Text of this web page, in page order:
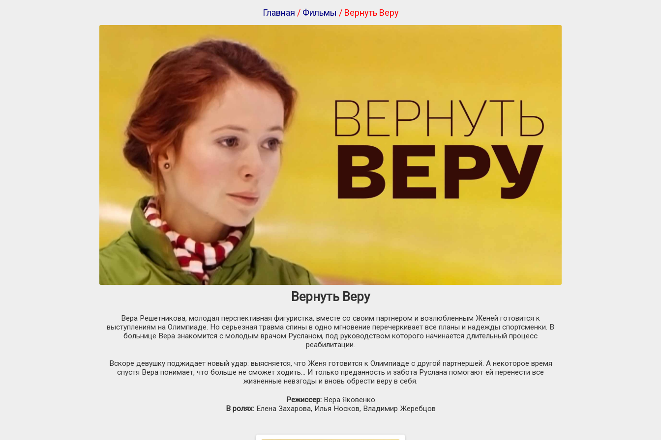
Главная / Фильмы / Вернуть Веру
Вернуть Веру
Вера Решетникова, молодая перспективная фигуристка, вместе со своим партнером и возлюбленным Женей готовится к
выступлениям на Олимпиаде. Но серьезная травма спины в одно мгновение перечеркивает все планы и надежды спортсменки. В
больнице Вера знакомится с молодым врачом Русланом, под руководством которого начинается длительный процесс
реабилитации.
Вскоре девушку поджидает новый удар: выясняется, что Женя готовится к Олимпиаде с другой партнершей. А некоторое время
спустя Вера понимает, что больше не сможет ходить... И только преданность и забота Руслана помогают ей перенести все
жизненные невзгоды и вновь обрести веру в себя.
Режиссер:Вера Яковенко
В ролях:Елена Захарова, Илья Носков, Владимир Жеребцов